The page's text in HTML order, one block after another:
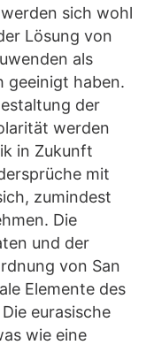
sich wohl
Lösung von
als
geeinigt haben.
der
werden
in Zukunft
mit
zumindest
Die
und der
von San
Elemente des
eurasische
wie eine